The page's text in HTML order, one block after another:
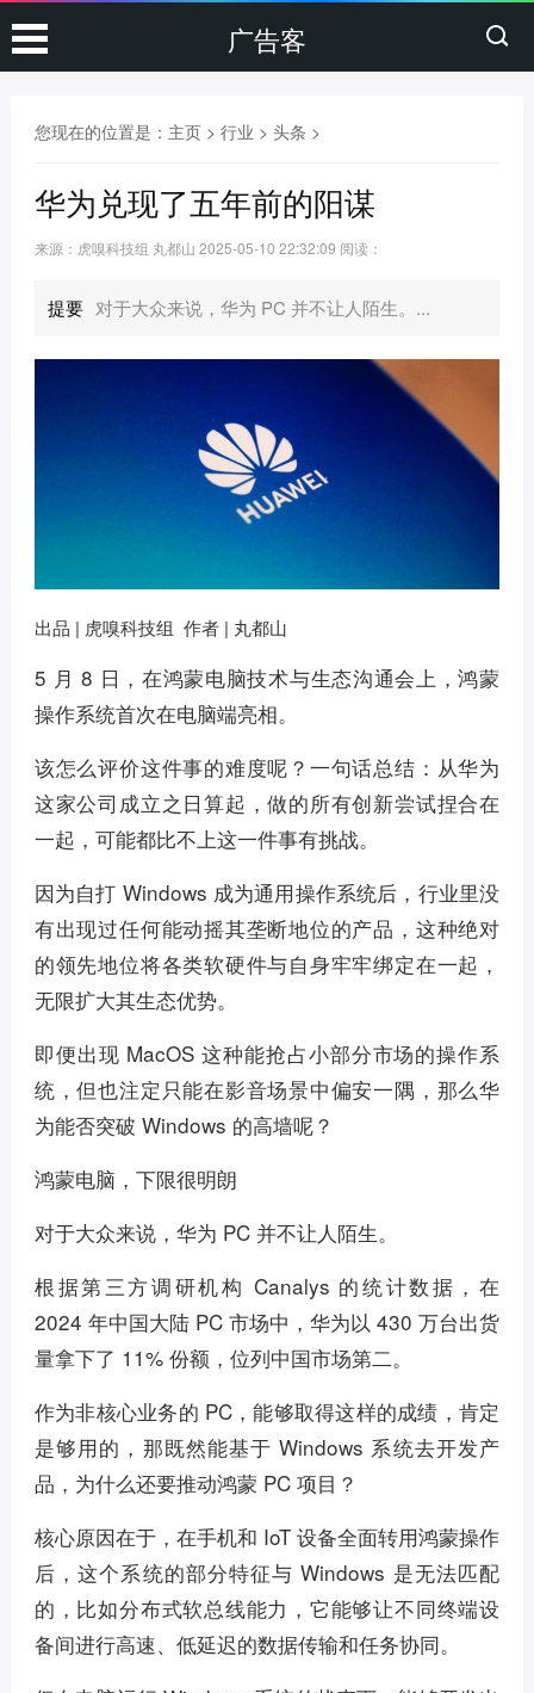
广告客
您现在的位置是： 主页> 行业 > 头条 >
华为兑现了五年前的阳谋
来源：虎嗅科技组 丸都山 2025-05-10 22:32:09 阅读：
提要 对于大众来说，华为 PC 并不让人陌生。...
出品 | 虎嗅科技组 作者 | 丸都山
5 月 8 日，在鸿蒙电脑技术与生态沟通会上，鸿蒙
操作系统首次在电脑端亮相。
该怎么评价这件事的难度呢？一句话总结：从华为
这家公司成立之日算起，做的所有创新尝试捏合在
一起，可能都比不上这一件事有挑战。
因为自打 Windows 成为通用操作系统后，行业里没
有出现过任何能动摇其垄断地位的产品，这种绝对
的领先地位将各类软硬件与自身牢牢绑定在一起，
无限扩大其生态优势。
即便出现 MacOS 这种能抢占小部分市场的操作系
统，但也注定只能在影音场景中偏安一隅，那么华
为能否突破 Windows 的高墙呢？
鸿蒙电脑，下限很明朗
对于大众来说，华为 PC 并不让人陌生。
根据第三方调研机构 Canalys 的统计数据，在
2024 年中国大陆 PC 市场中，华为以 430 万台出货
量拿下了 11% 份额，位列中国市场第二。
作为非核心业务的 PC，能够取得这样的成绩，肯定
是够用的，那既然能基于 Windows 系统去开发产
品，为什么还要推动鸿蒙 PC 项目？
核心原因在于，在手机和 IoT 设备全面转用鸿蒙操作
后，这个系统的部分特征与 Windows 是无法匹配
的，比如分布式软总线能力，它能够让不同终端设
备间进行高速、低延迟的数据传输和任务协同。